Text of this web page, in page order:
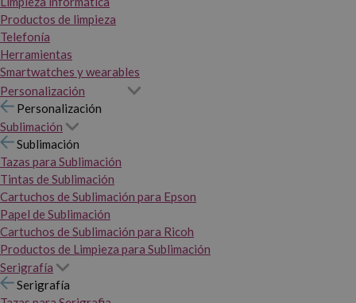
Productos de limpieza
Telefonía
Herramientas
Smartwatches y wearables
Personalización
Personalización
Sublimación
Sublimación
Tazas para Sublimación
Tintas de Sublimación
Cartuchos de Sublimación para Epson
Papel de Sublimación
Cartuchos de Sublimación para Ricoh
Productos de Limpieza para Sublimación
Serigrafía
Serigrafía